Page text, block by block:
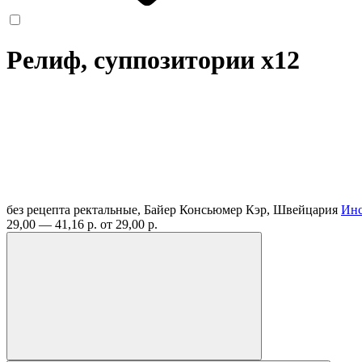
Релиф, суппозитории x12
без рецепта ректальные, Байер Консьюмер Кэр, Швейцария
29,00 — 41,16 р. от 29,00 р.